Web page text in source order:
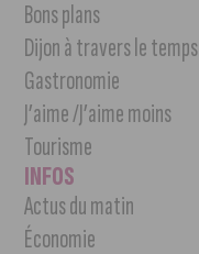
Bons plans
Dijon à travers le temps
Gastronomie
J’aime /J’aime moins
Tourisme
INFOS
Actus du matin
Économie